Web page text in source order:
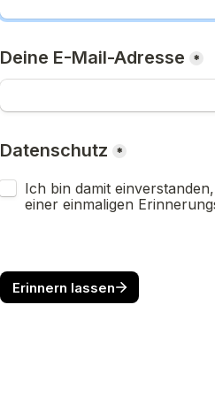
Deine E-Mail-Adresse *
Datenschutz *
Ich bin damit
einer einmaligen
Erinnern lassen